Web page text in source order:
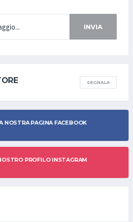
INVIA
SEGNALA
NOSTRA PAGINA FACEBOOK
PROFILO INSTAGRAM